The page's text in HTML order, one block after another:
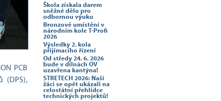
PCB
(DPS),
Škola získala darem
sněžné dělo pro
odbornou výuku
Bronzové umístění v
národním kole T-Profi
2026
Výsledky 2. kola
přijímacího řízení
Od středy 24. 6. 2026
bude v dílnách OV
uzavřena kantýna!
STRETECH 2026: Naši
žáci se opět ukázali na
celostátní přehlídce
technických projektů!